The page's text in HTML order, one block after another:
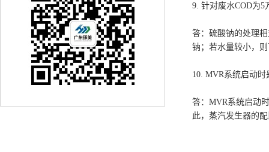
9. 针对废水COD为
答：硫酸钠的处理
钠；若水量较小，
10. MVR系统启动
答：MVR系统启动
此，蒸汽发生器的